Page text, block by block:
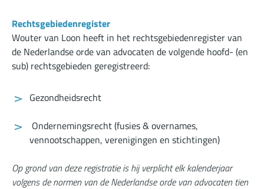
Rechtsgebiedenregister
Wouter van Loon heeft in het rechtsgebiedenregister van
de Nederlandse orde van advocaten de volgende hoofd- (en
sub) rechtsgebieden geregistreerd:
Gezondheidsrecht
Ondernemingsrecht (fusies & overnames,
vennootschappen, verenigingen en stichtingen)
Op grond van deze registratie is hij verplicht elk kalenderjaar
volgens de normen van de Nederlandse orde van advocaten tien